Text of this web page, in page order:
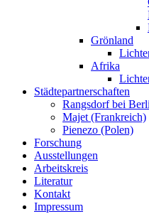
Grönland
Afrika
Städtepartnerschaften
Rangsdorf bei
Majet (Frankreich)
Pienezo (Polen)
Forschung
Ausstellungen
Arbeitskreis
Literatur
Kontakt
Impressum